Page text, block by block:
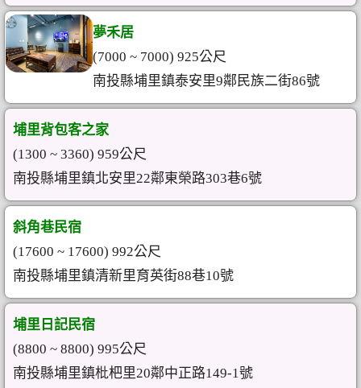
夢禾居
(7000 ~ 7000) 925公尺
南投縣埔里鎮泰安里9鄰民族二街86號
埔里背包客之家
(1300 ~ 3360) 959公尺
南投縣埔里鎮北安里22鄰東榮路303巷6號
斜角巷民宿
(17600 ~ 17600) 992公尺
南投縣埔里鎮清新里育英街88巷10號
埔里日記民宿
(8800 ~ 8800) 995公尺
南投縣埔里鎮枇杷里20鄰中正路149-1號